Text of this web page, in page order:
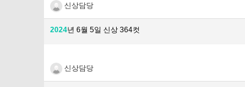
신상담당
2024년 6월 5일 신상 364컷
신상담당